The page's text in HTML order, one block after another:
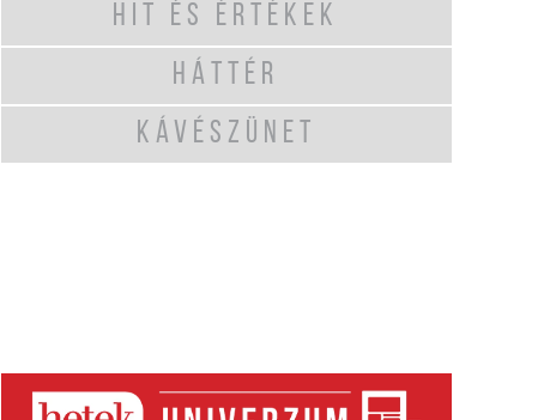
HIT ÉS ÉRTÉKEK
HÁTTÉR
KÁVÉSZÜNET